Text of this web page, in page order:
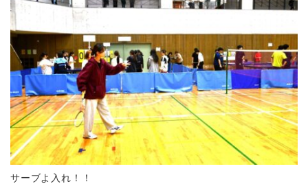
サーブよ入れ！！